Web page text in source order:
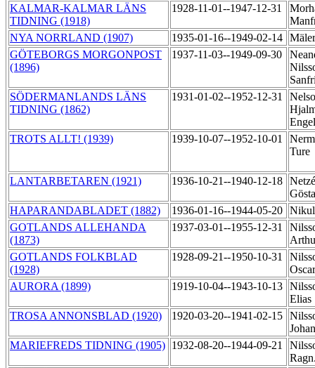
KALMAR-KALMAR LÄNS
TIDNING (1918)
1928-11-01--1947-12-31
NYA NORRLAND (1907)
1935-01-16--1949-02-14
GÖTEBORGS MORGONPOST
(1896)
1937-11-03--1949-09-30
SÖDERMANLANDS LÄNS
TIDNING (1862)
1931-01-02--1952-12-31
TROTS ALLT! (1939)
1939-10-07--1952-10-01
Ture
LANTARBETAREN (1921) 1936-10-21--1940-12-18
HAPARANDABLADET (1882)
1936-01-16--1944-05-20
GOTLANDS ALLEHANDA
(1873)
1937-03-01--1955-12-31
GOTLANDS FOLKBLAD
(1928)
1928-09-21--1950-10-31
AURORA (1899)
1919-10-04--1943-10-13
Elias
TROSA ANNONSBLAD (1920)
1920-03-20--1941-02-15
MARIEFREDS TIDNING (1905) 1932-08-20--1944-09-21